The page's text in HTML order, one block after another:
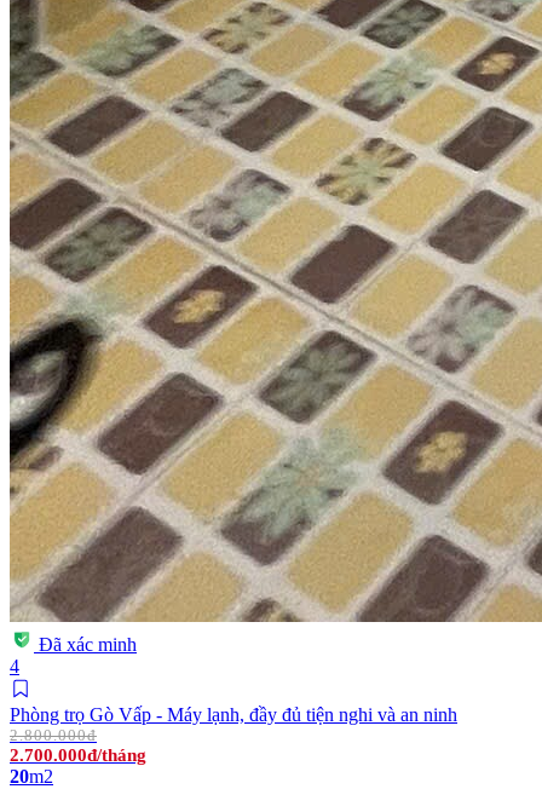
Đã xác minh
4
Phòng trọ Gò Vấp - Máy lạnh, đầy đủ tiện nghi và an ninh
2.800.000đ
2.700.000đ/tháng
20m2